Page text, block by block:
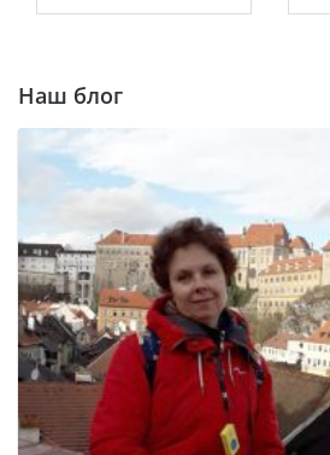
Наш блог